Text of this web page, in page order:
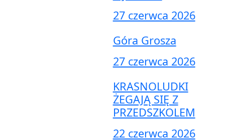
27 czerwca 2026
Góra Grosza
27 czerwca 2026
KRASNOLUDKI
ŻEGAJĄ SIĘ Z
PRZEDSZKOLEM
22 czerwca 2026